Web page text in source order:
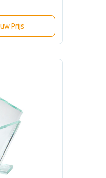
Prijs